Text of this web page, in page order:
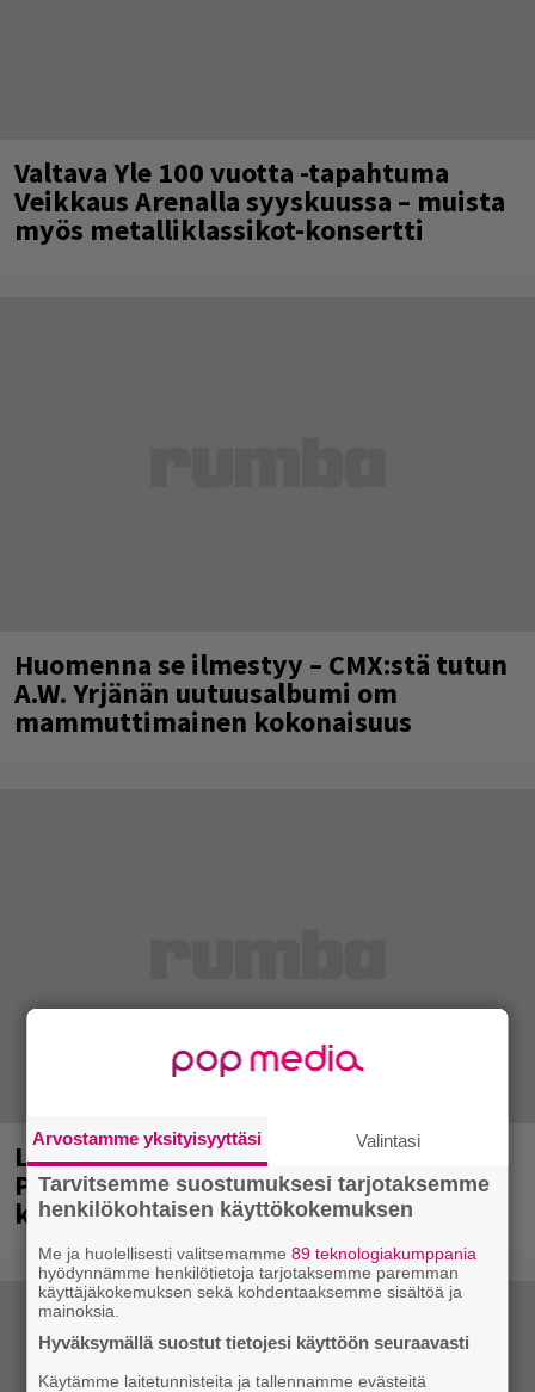
Valtava Yle 100 vuotta -tapahtuma
Veikkaus Arenalla syyskuussa – muista
myös metalliklassikot-konsertti
Huomenna se ilmestyy – CMX:stä tutun
A.W. Yrjänän uutuusalbumi om
mammuttimainen kokonaisuus
Laittomasta graffitista kiinni jäänyt
Paavo Arhinmäki jälleen spraypullo
kädessä – näitä puolueita ei kiinnosta
Arvostamme yksityisyyttäsi Valintasi
Tarvitsemme suostumuksesi tarjotaksemme
henkilökohtaisen käyttökokemuksen
Me ja huolellisesti valitsemamme89 teknologiakumppania
hyödynnämme henkilötietoja tarjotaksemme paremman
käyttäjäkokemuksen sekä kohdentaaksemme sisältöä ja
mainoksia.
Hyväksymällä suostut tietojesi käyttöön seuraavasti
Käytämme laitetunnisteita ja tallennamme evästeitä